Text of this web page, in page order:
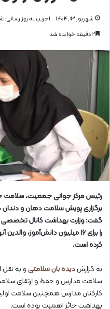
شهریور ۱۳, ۱۴۰۴ اخرین به روز رسانی:
رئیس مرکز جوانی جمعیت، سلامت
برگزاری پویش سلامت دهان و دندان
گفت: وزارت بهداشت کانال تخصصی
را برای ۱۶ میلیون دانش‌آموز،
کرده است.
به گزارشدیده بان سلامتیو به نقل
سلامت مدارس و حفظ و ارتقای
کارکنان مدارس همچنین سلامت
بهداشت حائز اهمیت بوده است.